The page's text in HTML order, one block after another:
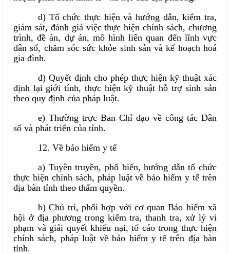
d) Tổ chức thực hiện và hướng dẫn, kiểm tra,
giám sát, đánh giá việc thực hiện chính sách, chương
trình, đề án, dự án, mô hình liên quan đến lĩnh vực
dân số, chăm sóc sức khỏe sinh sản và kế hoạch hoá
gia đình.
đ) Quyết định cho phép thực hiện kỹ thuật xác
định lại giới tính, thực hiện kỹ thuật hỗ trợ sinh sản
theo quy định của pháp luật.
e) Thường trực Ban Chỉ đạo về công tác Dân
số và phát triển của tỉnh.
12. Về bảo hiểm y tế
a) Tuyên truyền, phổ biến, hướng dẫn tổ chức
thực hiện chính sách, pháp luật về bảo hiểm y tế trên
địa bàn tỉnh theo thẩm quyền.
b) Chủ trì, phối hợp với cơ quan Bảo hiểm xã
hội ở địa phương trong kiểm tra, thanh tra, xử lý vi
phạm và giải quyết khiếu nại, tố cáo trong thực hiện
chính sách, pháp luật về bảo hiểm y tế trên địa bàn
tỉnh.